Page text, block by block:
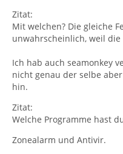
Zitat:
Mit welchen? Die gleiche
unwahrscheinlich, weil
Ich hab auch seamonkey
nicht genau der selbe
hin.
Zitat:
Welche Programme hast
Zonealarm und Antivir.